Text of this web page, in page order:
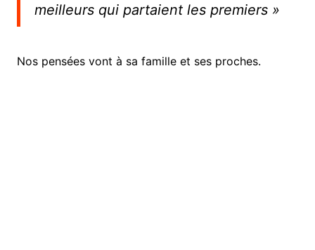
meilleurs qui partaient les premiers »
Nos pensées vont à sa famille et ses proches.